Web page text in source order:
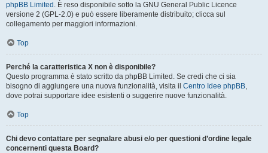
phpBB Limited . È reso disponibile sotto la GNU General Public Licence
versione 2 (GPL-2.0) e può essere liberamente distribuito; clicca sul
collegamento per maggiori informazioni.
Top
Perché la caratteristica X non è disponibile?
Questo programma è stato scritto da phpBB Limited. Se credi che ci sia
bisogno di aggiungere una nuova funzionalità, visita il Centro Idee phpBB,
dove potrai supportare idee esistenti o suggerire nuove funzionalità.
Top
Chi devo contattare per segnalare abusi e/o per questioni d’ordine legale
concernenti questa Board?